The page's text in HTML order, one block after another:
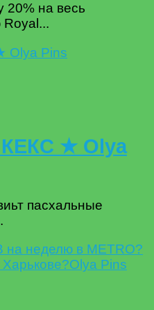
20% на весь
Royal...
★ Olya
пасхальные